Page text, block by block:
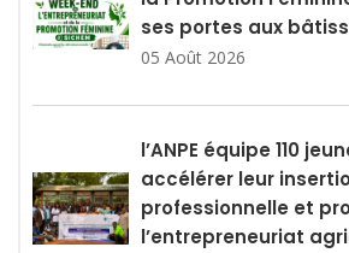
ses portes aux
05 Août 2026
l’ANPE équipe 110
accélérer leur
professionnelle et
l’entrepreneuriat